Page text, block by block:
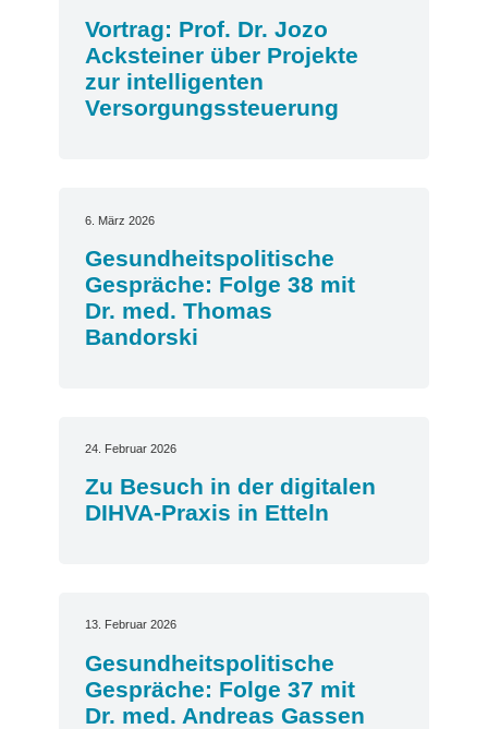
Vortrag: Prof. Dr. Jozo
Acksteiner über Projekte
zur intelligenten
Versorgungssteuerung
6. März 2026
Gesundheitspolitische
Gespräche: Folge 38 mit
Dr. med. Thomas
Bandorski
24. Februar 2026
Zu Besuch in der digitalen
DIHVA-Praxis in Etteln
13. Februar 2026
Gesundheitspolitische
Gespräche: Folge 37 mit
Dr. med. Andreas Gassen